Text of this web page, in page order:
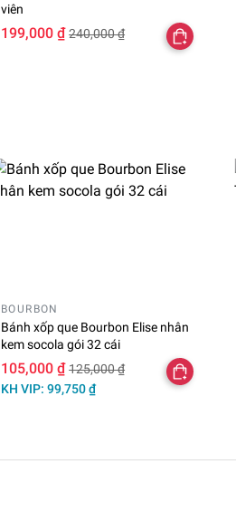
viên
199,000 ₫ 240,000 ₫
BOURBON
Bánh xốp que Bourbon Elise nhân
kem socola gói 32 cái
105,000 ₫ 125,000 ₫
KH VIP: 99,750 ₫